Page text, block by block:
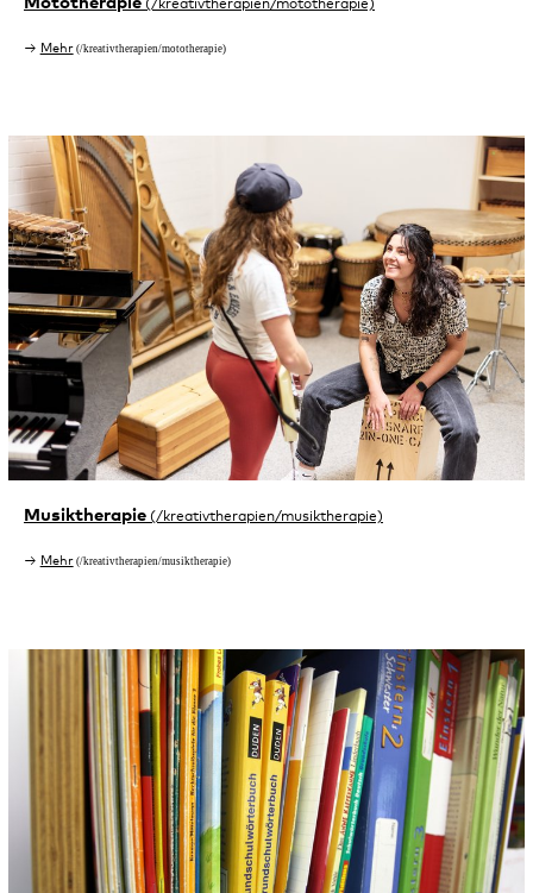
Mehr
Musiktherapie
Mehr